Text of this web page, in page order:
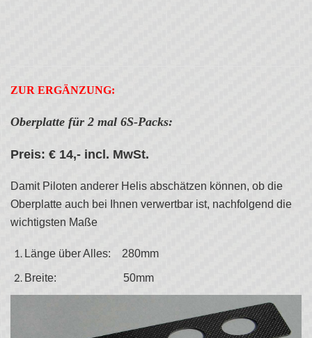
ZUR ERGÄNZUNG:
Oberplatte für 2 mal 6S-Packs:
Preis: € 14,- incl. MwSt.
Damit Piloten anderer Helis abschätzen können, ob die
Oberplatte auch bei Ihnen verwertbar ist, nachfolgend die
wichtigsten Maße
Länge über Alles: 280mm
Breite: 50mm